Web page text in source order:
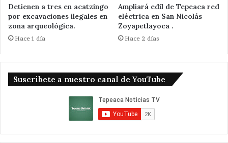
Detienen a tres en acatzingo
por excavaciones ilegales en
zona arqueológica.
Hace 1 día
Ampliará edil de Tepeaca red
eléctrica en San Nicolás
Zoyapetlayoca .
Hace 2 días
Suscribete a nuestro canal de YouTube